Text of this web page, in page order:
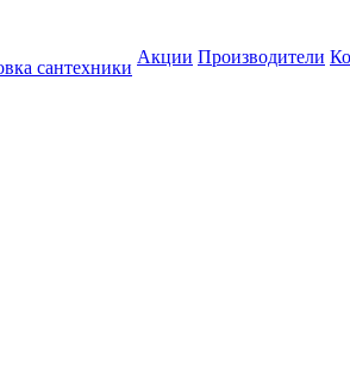
сантехники
Акции Производители